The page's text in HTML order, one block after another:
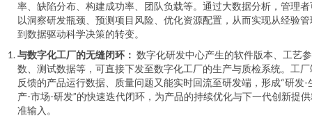
率、缺陷分布、构建成功率、团队负载等。通过大数据分析，管理者
以洞察研发瓶颈、预测项目风险、优化资源配置，从而实现从经验管
到数据驱动科学决策的转变。
与数字化工厂的无缝闭环： 数字化研发中心产生的软件版本、工艺参
数、测试数据等，可直接下发至数字化工厂的生产与质检系统。工厂
反馈的产品运行数据、质量问题又能实时回流至研发端，形成“研发-
产-市场-研发”的快速迭代闭环，为产品的持续优化与下一代创新提
准输入。